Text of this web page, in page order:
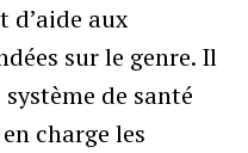
d’aide aux
sur le genre. Il
de santé
charge les